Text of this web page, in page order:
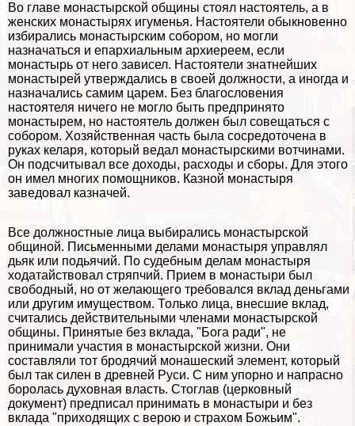
Во главе монастырской общины стоял настоятель, а в
женских монастырях игуменья. Настоятели обыкновенно
избирались монастырским собором, но могли
назначаться и епархиальным архиереем, если
монастырь от него зависел. Настоятели знатнейших
монастырей утверждались в своей должности, а иногда и
назначались самим царем. Без благословения
настоятеля ничего не могло быть предпринято
монастырем, но настоятель должен был совещаться с
собором. Хозяйственная часть была сосредоточена в
руках келаря, который ведал монастырскими вотчинами.
Он подсчитывал все доходы, расходы и сборы. Для этого
он имел многих помощников. Казной монастыря
заведовал казначей.
Все должностные лица выбирались монастырской
общиной. Письменными делами монастыря управлял
дьяк или подьячий. По судебным делам монастыря
ходатайствовал стряпчий. Прием в монастыри был
свободный, но от желающего требовался вклад деньгами
или другим имуществом. Только лица, внесшие вклад,
считались действительными члeнами монастырской
общины. Принятые без вклада, "Бога ради", не
принимали участия в монастырской жизни. Они
составляли тот бродячий монашеский элемент, который
был так силен в древней Руси. С ним упopно и напрасно
боролась духовная власть. Стоглав (церковный
документ) предписал принимать в монастыри и без
вклада "приходящих с верою и страхом Божьим".